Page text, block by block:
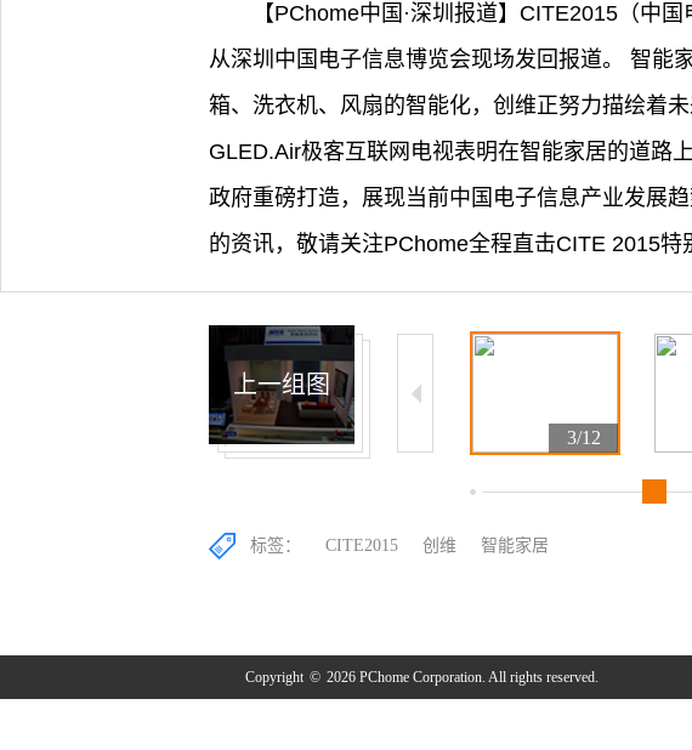
【PChome中国·深圳报道】CITE2015（中
从深圳中国电子信息博览会现场发回报道。 智能
箱、洗衣机、风扇的智能化，创维正努力描绘着
GLED.Air极客互联网电视表明在智能家居的道路
政府重磅打造，展现当前中国电子信息产业发展
的资讯，敬请关注PChome全程直击CITE 2015
1/12 3/12
上一组图
标签： CITE2015 创维 智能家居
Copyright © 2026 PChome Corporation. All rights reserved.